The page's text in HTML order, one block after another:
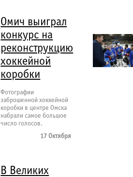
Омич выиграл
конкурс на
реконструкцию
хоккейной
коробки
Фотографии
заброшенной хоккейной
коробки в центре Омска
набрали самое большое
число голосов.
17 Октября
В Великих